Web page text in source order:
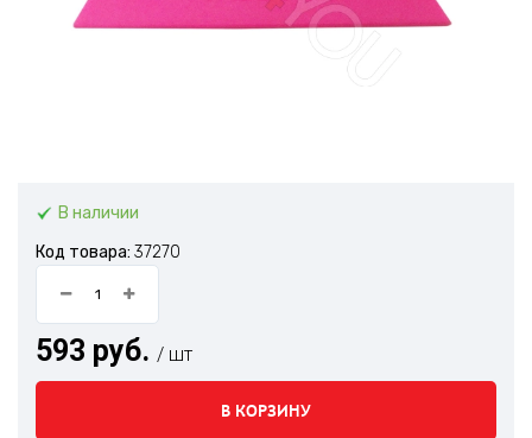
В наличии
Код товара: 37270
593 руб. / шт
В КОРЗИНУ